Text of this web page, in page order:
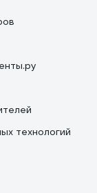
технологий